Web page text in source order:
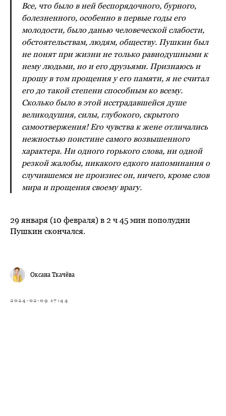
Все, что было в ней беспорядочного, бурного,
болезненного, особенно в первые годы его
молодости, было данью человеческой слабости,
обстоятельствам, людям, обществу. Пушкин был
не понят при жизни не только равнодушными к
нему людьми, но и его друзьями. Признаюсь и
прошу в том прощения у его памяти, я не считал
его до такой степени способным ко всему.
Сколько было в этой исстрадавшейся душе
великодушия, силы, глубокого, скрытого
самоотвержения! Его чувства к жене отличались
нежностью поистине самого возвышенного
характера. Ни одного горького слова, ни одной
резкой жалобы, никакого едкого напоминания о
случившемся не произнес он, ничего, кроме слов
мира и прощения своему врагу.
29 января (10 февраля) в 2 ч 45 мин пополудни
Пушкин скончался.
Оксана Ткачёва
2024-02-09 17:44